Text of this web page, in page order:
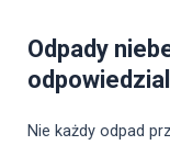
Odpady
Nie każdy odpad